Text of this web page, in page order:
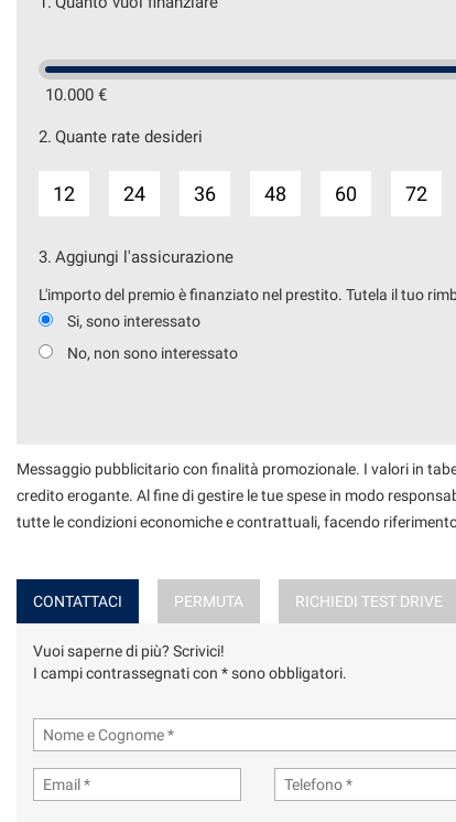
10.000 €
2. Quante rate desideri
12 24 36 48 60 72
3. Aggiungi l'assicurazione
L'importo del premio è finanziato nel prestito. Tutela il tuo
Si, sono interessato
No, non sono interessato
Messaggio pubblicitario con finalità promozionale. I valori in
credito erogante. Al fine di gestire le tue spese in modo
tutte le condizioni economiche e contrattuali, facendo
CONTATTACI PERMUTA RICHIEDI TEST DRIVE
Vuoi saperne di più? Scrivici!
I campi contrassegnati con * sono obbligatori.